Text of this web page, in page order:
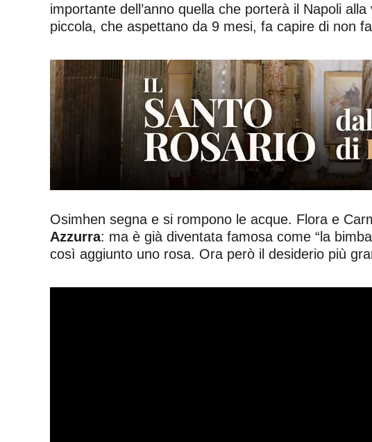
importante dell’anno quella che porterà il Napoli
piccola, che aspettano da 9 mesi, fa capire di non
Osimhen segna e si rompono le acque. Flora e
Azzurra: ma è già diventata famosa come “la
così aggiunto uno rosa. Ora però il desiderio più